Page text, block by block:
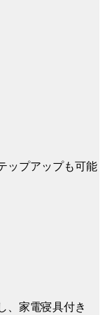
ップアップも可能
、家電寝具付き